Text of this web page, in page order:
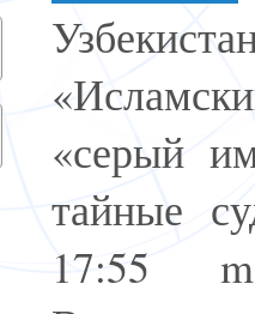
«серый
тайные
17:55